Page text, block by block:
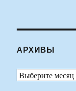
АРХИВЫ
Архивы